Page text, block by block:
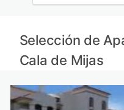
Selección de
Cala de Mijas